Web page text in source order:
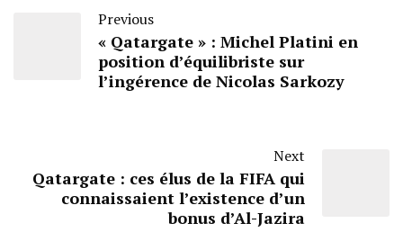
Previous
« Qatargate » : Michel Platini en
position d’équilibriste sur
l’ingérence de Nicolas Sarkozy
Next
Qatargate : ces élus de la FIFA qui
connaissaient l’existence d’un
bonus d’Al-Jazira